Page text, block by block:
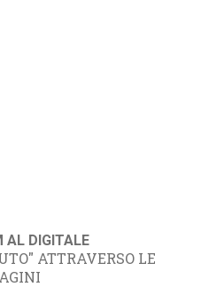
AL DIGITALE
ATTRAVERSO LE